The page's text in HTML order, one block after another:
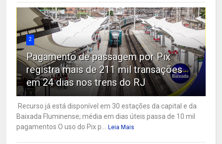
2
Pagamento de passagem por Pix
registra mais de 211 mil transações
em 24 dias nos trens do RJ
Recurso já está disponível em 30 estações da capital e da
Baixada Fluminense; média em dias úteis passa de 10 mil
pagamentos O uso do Pix p...
Leia Mais